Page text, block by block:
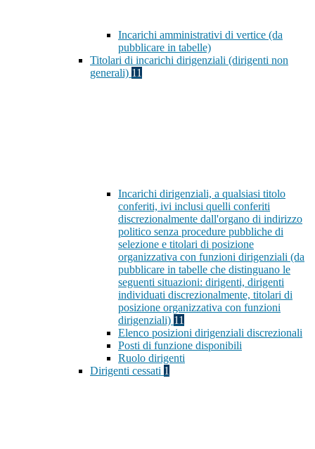
Incarichi amministrativi di vertice (da
pubblicare in tabelle)
Titolari di incarichi dirigenziali (dirigenti non
generali) 11
Incarichi dirigenziali, a qualsiasi titolo
conferiti, ivi inclusi quelli conferiti
discrezionalmente dall'organo di indirizzo
politico senza procedure pubbliche di
selezione e titolari di posizione
organizzativa con funzioni dirigenziali (da
pubblicare in tabelle che distinguano le
seguenti situazioni: dirigenti, dirigenti
individuati discrezionalmente, titolari di
posizione organizzativa con funzioni
dirigenziali) 11
Elenco posizioni dirigenziali discrezionali
Posti di funzione disponibili
Ruolo dirigenti
Dirigenti cessati 1